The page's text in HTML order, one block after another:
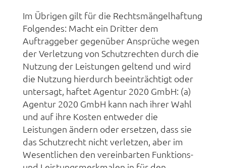
Im Übrigen gilt für die Rechtsmängelhaftung
Folgendes: Macht ein Dritter dem
Auftraggeber gegenüber Ansprüche wegen
der Verletzung von Schutzrechten durch die
Nutzung der Leistungen geltend und wird
die Nutzung hierdurch beeinträchtigt oder
untersagt, haftet Agentur 2020 GmbH: (a)
Agentur 2020 GmbH kann nach ihrer Wahl
und auf ihre Kosten entweder die
Leistungen ändern oder ersetzen, dass sie
das Schutzrecht nicht verletzen, aber im
Wesentlichen den vereinbarten Funktions-